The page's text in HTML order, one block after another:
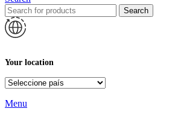
Search
Your location
Menu